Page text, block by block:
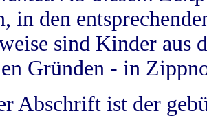
in den
sind Kinder aus
Gründen - in
Abschrift ist der